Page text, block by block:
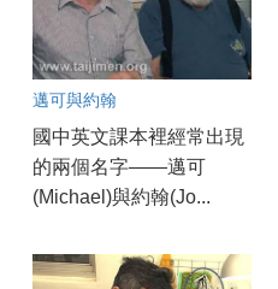
邁可與約翰
國中英文課本裡經常出現
的兩個名字——邁可
(Michael)與約翰(Jo...